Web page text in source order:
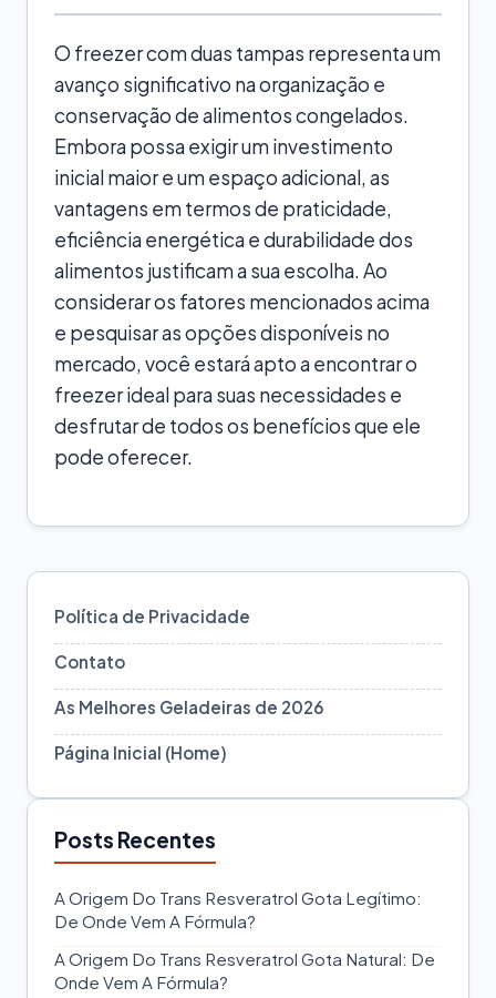
O freezer com duas tampas representa um
avanço significativo na organização e
conservação de alimentos congelados.
Embora possa exigir um investimento
inicial maior e um espaço adicional, as
vantagens em termos de praticidade,
eficiência energética e durabilidade dos
alimentos justificam a sua escolha. Ao
considerar os fatores mencionados acima
e pesquisar as opções disponíveis no
mercado, você estará apto a encontrar o
freezer ideal para suas necessidades e
desfrutar de todos os benefícios que ele
pode oferecer.
Política de Privacidade
Contato
As Melhores Geladeiras de 2026
Página Inicial (Home)
Posts Recentes
A Origem Do Trans Resveratrol Gota Legítimo:
De Onde Vem A Fórmula?
A Origem Do Trans Resveratrol Gota Natural: De
Onde Vem A Fórmula?